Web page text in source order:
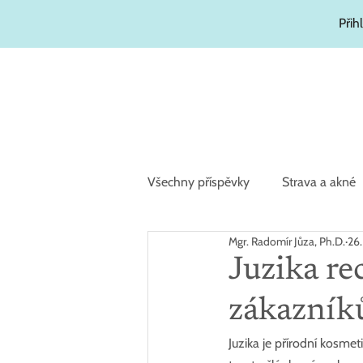
Všechny příspěvky Strava a akné
Zajímavosti Hydratační
Juzika
Mgr. Radomír Jůza, Ph.D.
Juzika je přírodní